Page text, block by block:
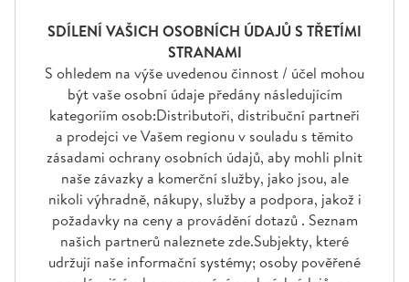
SDÍLENÍ VAŠICH OSOBNÍCH ÚDAJŮ S TŘETÍMI
STRANAMI
S ohledem na výše uvedenou činnost / účel mohou
být vaše osobní údaje předány následujícím
kategoriím osob:Distributoři, distribuční partneři
a prodejci ve Vašem regionu v souladu s těmito
zásadami ochrany osobních údajů, aby mohli plnit
naše závazky a komerční služby, jako jsou, ale
nikoli výhradně, nákupy, služby a podpora, jakož i
požadavky na ceny a provádění dotazů . Seznam
našich partnerů naleznete zde.Subjekty, které
udržují naše informační systémy; osoby pověřené